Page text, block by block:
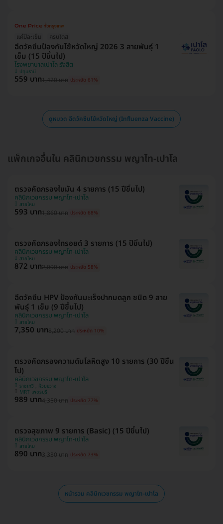
แค่ปีละเข็ม ครบโดส
ฉีดวัคซีนป้องกันไข้หวัดใหญ่ 2026 3 สายพันธุ์ 1
เข็ม (15 ปีขึ้นไป)
โรงพยาบาลเปาโล รังสิต
ปทุมธานี
559 บาท1,420 บาท ประหยัด 61%
ดูหมวด ฉีดวัคซีนไข้หวัดใหญ่ (Influenza Vaccine)
แพ็กเกจอื่นใน คลินิกเวชกรรม พญาไท-เปาโล
ตรวจคัดกรองไขมัน 4 รายการ (15 ปีขึ้นไป)
คลินิกเวชกรรม พญาไท-เปาโล
สายไหม
593 บาท1,860 บาท ประหยัด 68%
ตรวจคัดกรองไทรอยด์ 3 รายการ (15 ปีขึ้นไป)
คลินิกเวชกรรม พญาไท-เปาโล
สายไหม
872 บาท2,090 บาท ประหยัด 58%
ฉีดวัคซีน HPV ป้องกันมะเร็งปากมดลูก ชนิด 9 สาย
พันธุ์ 1 เข็ม (9 ปีขึ้นไป)
คลินิกเวชกรรม พญาไท-เปาโล
สายไหม
7,350 บาท8,200 บาท ประหยัด 10%
ตรวจคัดกรองความดันโลหิตสูง 10 รายการ (30 ปีขึ้น
ไป)
คลินิกเวชกรรม พญาไท-เปาโล
ราชเทวี , ห้วยขวาง
MRT เพชรบุรี
989 บาท4,350 บาท ประหยัด 77%
ตรวจสุขภาพ 9 รายการ (Basic) (15 ปีขึ้นไป)
คลินิกเวชกรรม พญาไท-เปาโล
สายไหม
890 บาท3,330 บาท ประหยัด 73%
หน้ารวม คลินิกเวชกรรม พญาไท-เปาโล